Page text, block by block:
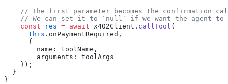
// The first parameter becomes the confirmation
// We can set it to `null` if we want the agent to
    const
res = await x402Client. callTool (
      this
.onPaymentRequired,
      {
        name: toolName,
        arguments: toolArgs
    });
  }
}